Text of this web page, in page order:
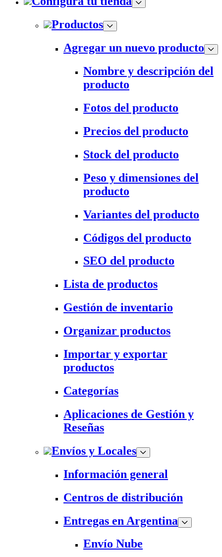
Productos
Agregar un nuevo producto
Nombre y descripción del
producto
Fotos del producto
Precios del producto
Stock del producto
Peso y dimensiones del
producto
Variantes del producto
Códigos del producto
SEO del producto
Lista de productos
Gestión de inventario
Organizar productos
Importar y exportar
productos
Categorías
Aplicaciones de Gestión y
Reseñas
Envíos y Locales
Información general
Centros de distribución
Entregas en Argentina
Envío Nube